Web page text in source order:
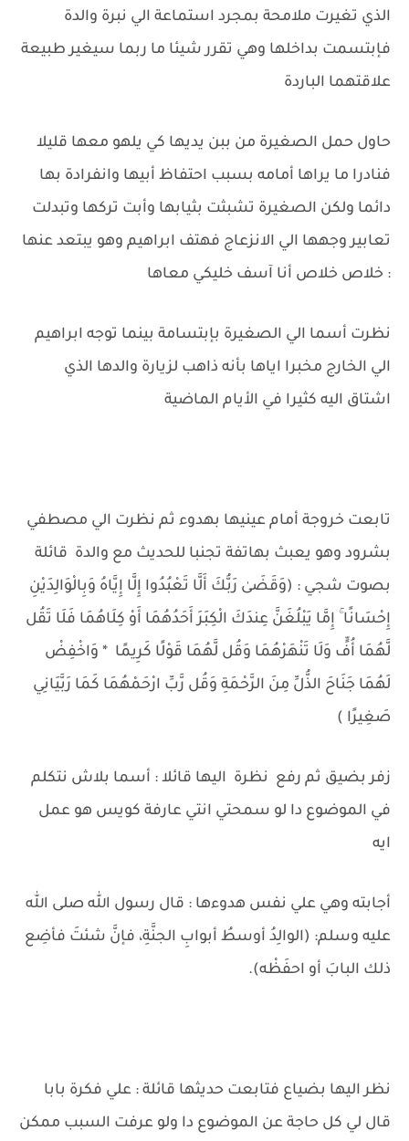
الذي تغيرت ملامحة بمجرد استماعة الي نبرة والدة
فإبتسمت بداخلها وهي تقرر شيئا ما ربما سيغير طبيعة
علاقتهما الباردة
حاول حمل الصغيرة من ببن يديها كي يلهو معها قليلا
فنادرا ما يراها أمامه بسبب احتفاظ أبيها وانفرادة بها
دائما ولكن الصغيرة تشبثت بثيابها وأبت تركها وتبدلت
تعابير وجهها الي الانزعاج فهتف ابراهيم وهو يبتعد عنها
: خلاص خلاص أنا آسف خليكي معاها
نظرت أسما الي الصغيرة بإبتسامة بينما توجه ابراهيم
الي الخارج مخبرا اياها بأنه ذاهب لزيارة والدها الذي
اشتاق اليه كثيرا في الأيام الماضية
تابعت خروجة أمام عينيها بهدوء ثم نظرت الي مصطفي
بشرود وهو يعبث بهاتفة تجنبا للحديث مع والدة قائلة
بصوت شجي : (وَقَضَىٰ رَبُّكَ أَلَّا تَعْبُدُوا إِلَّا إِيَّاهُ وَبِالْوَالِدَيْنِ
إِحْسَانًا ۚ إِمَّا يَبْلُغَنَّ عِندَكَ الْكِبَرَ أَحَدُهُمَا أَوْ كِلَاهُمَا فَلَا تَقُل
لَّهُمَا أُفٍّ وَلَا تَنْهَرْهُمَا وَقُل لَّهُمَا قَوْلًا كَرِيمًا * وَاخْفِضْ
لَهُمَا جَنَاحَ الذُّلِّ مِنَ الرَّحْمَةِ وَقُل رَّبِّ ارْحَمْهُمَا كَمَا رَبَّيَانِي
صَغِيرًا )
زفر بضيق ثم رفع نظرة اليها قائلا : أسما بلاش نتكلم
في الموضوع دا لو سمحتي انتي عارفة كويس هو عمل
ايه
أجابته وهي علي نفس هدوءها : قال رسول الله صلى الله
عليه وسلم: (الوالِدُ أوسطُ أبوابِ الجنَّةِ، فإنَّ شئتَ فأضِع
ذلك البابَ أو احفَظْه).
نظر اليها بضياع فتابعت حديثها قائلة : علي فكرة بابا
قال لي كل حاجة عن الموضوع دا ولو عرفت السبب ممكن